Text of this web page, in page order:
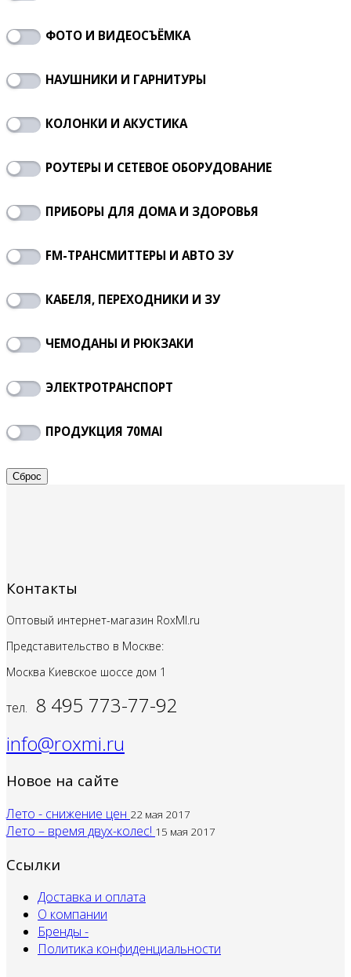
ФОТО И ВИДЕОСЪЁМКА
НАУШНИКИ И ГАРНИТУРЫ
КОЛОНКИ И АКУСТИКА
РОУТЕРЫ И СЕТЕВОЕ ОБОРУДОВАНИЕ
ПРИБОРЫ ДЛЯ ДОМА И ЗДОРОВЬЯ
FM-ТРАНСМИТТЕРЫ И АВТО ЗУ
КАБЕЛЯ, ПЕРЕХОДНИКИ И ЗУ
ЧЕМОДАНЫ И РЮКЗАКИ
ЭЛЕКТРОТРАНСПОРТ
ПРОДУКЦИЯ 70MAI
Контакты
Оптовый интернет-магазин RoxMI.ru
Представительство в Москве:
Москва Киевское шоссе дом 1
тел. 8 495 773-77-92
info@roxmi.ru
Новое на сайте
Лето - снижение цен 22 мая 2017
Лето – время двух-колес! 15 мая 2017
Ссылки
Доставка и оплата
О компании
Бренды -
Политика конфиденциальности